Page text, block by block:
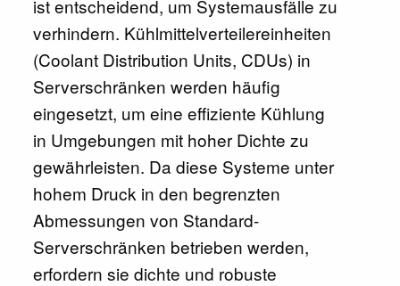
ist entscheidend, um Systemausfälle zu
verhindern. Kühlmittelverteilereinheiten
(Coolant Distribution Units, CDUs) in
Serverschränken werden häufig
eingesetzt, um eine effiziente Kühlung
in Umgebungen mit hoher Dichte zu
gewährleisten. Da diese Systeme unter
hohem Druck in den begrenzten
Abmessungen von Standard-
Serverschränken betrieben werden,
erfordern sie dichte und robuste